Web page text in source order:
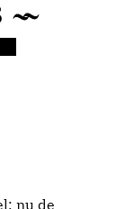
nu de